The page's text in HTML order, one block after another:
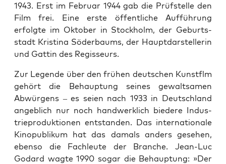
1943. Erst im Febru­ar 1944 gab die Prüf­stel­le den
Film frei. Eine ers­te öffent­li­che Auf­füh­rung
erfolg­te im Okto­ber in Stock­holm, der Geburts­
stadt Kris­ti­na Söder­baums, der Haupt­dar­stel­le­rin
und Gat­tin des Regisseurs.
Zur Legen­de über den frü­hen deut­schen Kunst­flm
gehört die Behaup­tung sei­nes gewalt­sa­men
Abwür­gens – es sei­en nach 1933 in Deutsch­land
angeb­lich nur noch hand­werk­lich bie­de­re Indus­
trie­pro­duk­tio­nen ent­stan­den. Das inter­na­tio­na­le
Kino­pu­bli­kum hat das damals anders gese­hen,
eben­so die Fach­leu­te der Bran­che. Jean-Luc
Godard wag­te 1990 sogar die Behaup­tung: »Der